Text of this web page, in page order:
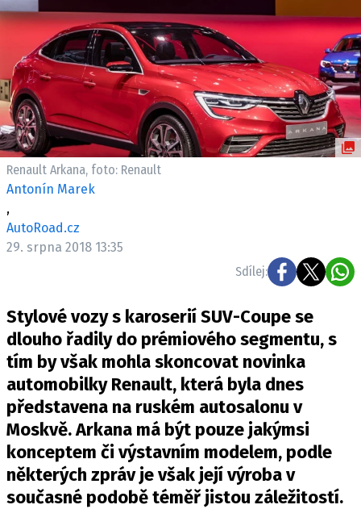
TECHNIKA
EKONOMIKA
ČESKÝ TRH
TUNING
PROFI
ELEKTRO
TISKOVKY
ROZHOVORY
DAKAR
Z DOMOVA
ZE SVĚTA
MOTORSPORT
PIT LANE
Renault Arkana, foto: Renault
Antonín Marek
,
AutoRoad.cz
29. srpna 2018 13:35
Sdílej:
Stylové vozy s karoserií SUV-Coupe se
dlouho řadily do prémiového segmentu, s
tím by však mohla skoncovat novinka
automobilky Renault, která byla dnes
představena na ruském autosalonu v
Moskvě. Arkana má být pouze jakýmsi
konceptem či výstavním modelem, podle
některých zpráv je však její výroba v
současné podobě téměř jistou záležitostí.